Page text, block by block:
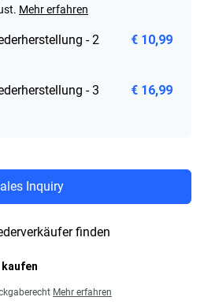
Mehr erfahren
- 2
€ 10,99
- 3
€ 16,99
Inquiry
finden
Mehr erfahren